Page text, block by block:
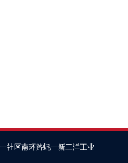
社区南环路蚝一新三洋工业